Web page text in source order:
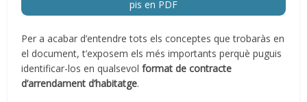
pis en PDF
Per a acabar d’entendre tots els conceptes que trobaràs en
el document, t’exposem els més importants perquè puguis
identificar-los en qualsevolformat de contracte
d’arrendament d’habitatge.